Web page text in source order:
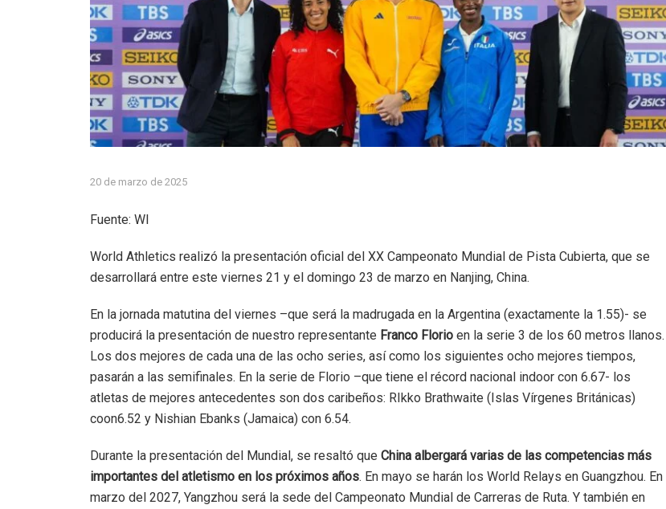
20 de marzo de 2025
Fuente: WI
World Athletics realizó la presentación oficial del XX Campeonato Mundial de Pista Cubierta, que se
desarrollará entre este viernes 21 y el domingo 23 de marzo en Nanjing, China.
En la jornada matutina del viernes –que será la madrugada en la Argentina (exactamente la 1.55)- se
producirá la presentación de nuestro representante Franco Florio en la serie 3 de los 60 metros llanos.
Los dos mejores de cada una de las ocho series, así como los siguientes ocho mejores tiempos,
pasarán a las semifinales. En la serie de Florio –que tiene el récord nacional indoor con 6.67- los
atletas de mejores antecedentes son dos caribeños: RIkko Brathwaite (Islas Vírgenes Británicas)
coon6.52 y Nishian Ebanks (Jamaica) con 6.54.
Durante la presentación del Mundial, se resaltó queChina albergará varias de las competencias más
importantes del atletismo en los próximos años. En mayo se harán los World Relays en Guangzhou. En
marzo del 2027, Yangzhou será la sede del Campeonato Mundial de Carreras de Ruta. Y también en